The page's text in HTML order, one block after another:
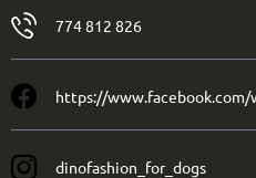
774 812 826
https://
dinofashion_for_dogs